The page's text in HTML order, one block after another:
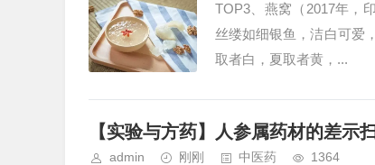
TOP3、燕窝（2017年，
丝缕如细银鱼，洁白可爱
取者白，夏取者黄，...
【实验与方药】人参属药材的差示
admin 刚刚 中医药 1364